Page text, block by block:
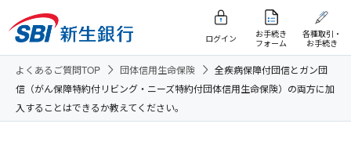
ログイン
お手続き
フォーム
各種取引・
お手続き
よくあるご質問TOP 団体信用生命保険
全疾病保障付団信とガン団
信（がん保障特約付リビング・ニーズ特約付団体信用生命保険）の両方に加
入することはできるか教えてください。